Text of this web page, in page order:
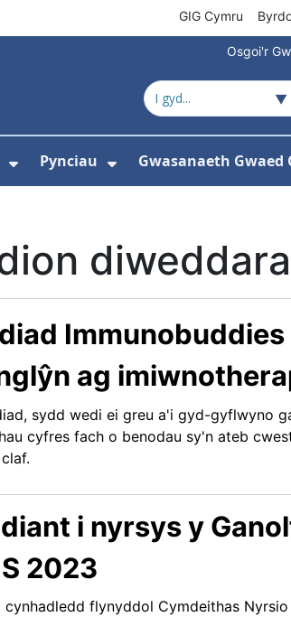
GIG Cymru
Osgoi'r
Amdanom niar gyfer Newyddion
Pynciau Gwasanaeth Gwaed
ag
sydd wedi ei greu a'i gyd-gyflwyno
cyfres fach o benodau sy'n ateb
i nyrsys y
2023
cynhadledd flynyddol Cymdeithas